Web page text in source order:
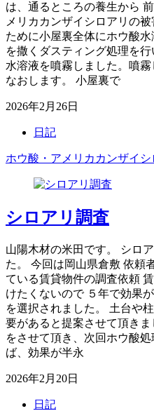
は、通るところの養生から
メリカカンザイシロアリの
ために小屋裏全体にホウ酸
を撒くダスティング処理を
水溶液を噴霧しました。噴
なおします。 小屋裏で
2026年2月26日
日記
ホウ酸・アメリカカンザイシ
シロアリ調査
山陽木材の米田です。 シロ
た。 今回は岡山県倉敷 依
ている賃貸物件の調査依頼
けたくないので ５年で効果
を選択されました。 土台
要があると提案させて頂き
をさせて頂き、次回ホウ酸
ば、効果が半永
2026年2月20日
日記